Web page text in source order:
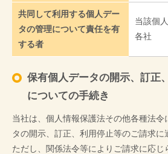
共同して利用する個人デー
タの管理について責任を有
する者
当該個
各社
保有個人データの開示、訂正
についての手続き
当社は、個人情報保護法その他各種法令
タの開示、訂正、利用停止等のご請求に
ただし、関係法令等によりご請求に応じ